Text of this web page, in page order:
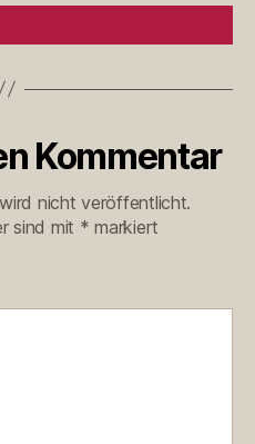
Kommentar
nicht veröffentlicht.
sind mit * markiert